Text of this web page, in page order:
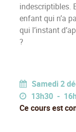
indescriptibles.
enfant qui n’a
qui l’instant
?
Samedi 2
13h30 -
Ce cours est